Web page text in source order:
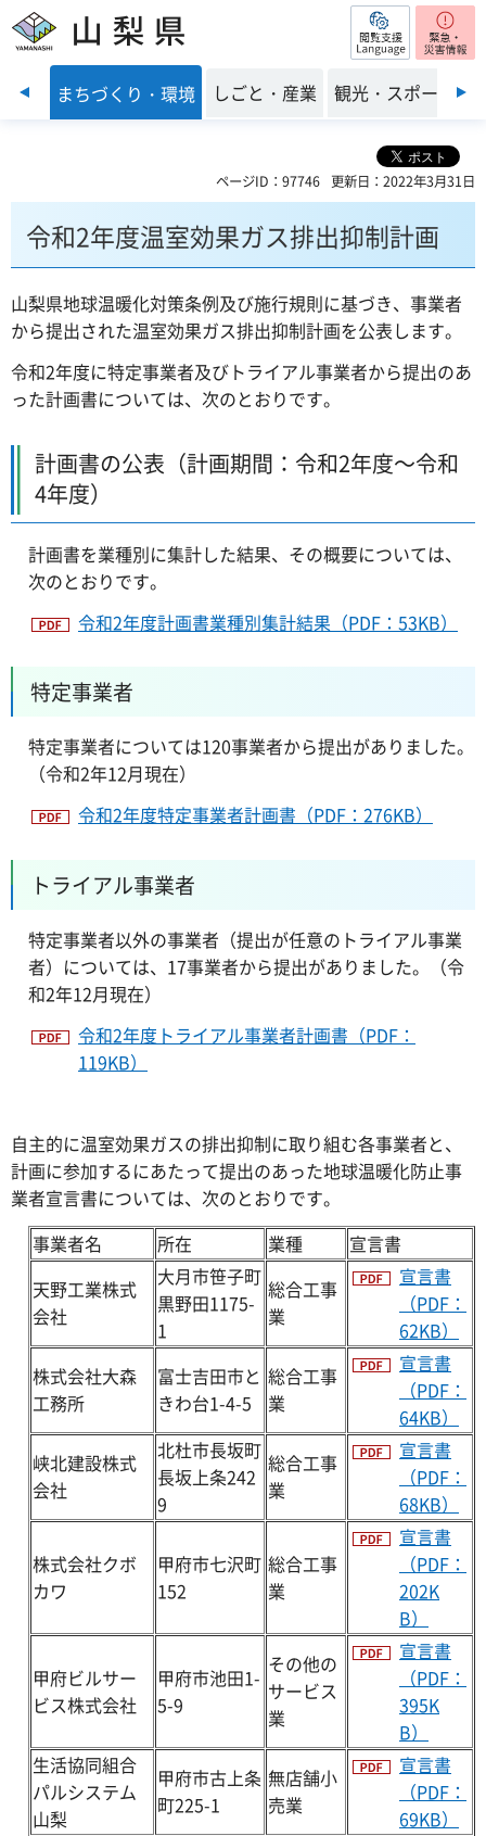
山梨県 閲覧支援
祉 まちづくり・環境 しごと・産業 観光・スポーツ
ページID：97746 更新日：2022年3月31日
令和2年度温室効果ガス排出抑制計画
山梨県地球温暖化対策条例及び施行規則に基づき、事業者
から提出された温室効果ガス排出抑制計画を公表します。
令和2年度に特定事業者及びトライアル事業者から提出のあ
った計画書については、次のとおりです。
計画書の公表（計画期間：令和2年度～令和
4年度）
計画書を業種別に集計した結果、その概要については、
次のとおりです。
令和2年度計画書業種別集計結果（PDF：53KB）
特定事業者
特定事業者については120事業者から提出がありました。
（令和2年12月現在）
令和2年度特定事業者計画書（PDF：276KB）
トライアル事業者
特定事業者以外の事業者（提出が任意のトライアル事業
者）については、17事業者から提出がありました。（令
和2年12月現在）
令和2年度トライアル事業者計画書（PDF：
119KB）
自主的に温室効果ガスの排出抑制に取り組む各事業者と、
計画に参加するにあたって提出のあった地球温暖化防止事
業者宣言書については、次のとおりです。
事業者名
所在 業種
宣言書
天野工業株式
会社
大月市笹子町
黒野田1175-
1
総合工事
業
宣言書
（PDF：
62KB）
株式会社大森
工務所
富士吉田市と
きわ台1-4-5
総合工事
業
宣言書
（PDF：
64KB）
峡北建設株式
会社
北杜市長坂町
長坂上条242
9
総合工事
業
宣言書
（PDF：
68KB）
株式会社クボ
カワ
甲府市七沢町
152
総合工事
業
宣言書
（PDF：
202K
B）
甲府ビルサー
ビス株式会社
甲府市池田1-
5-9
その他の
サービス
業
宣言書
（PDF：
395K
B）
生活協同組合
パルシステム
山梨
甲府市古上条
町225-1
無店舗小
売業
宣言書
（PDF：
69KB）